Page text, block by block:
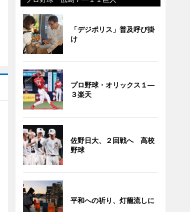
「デジポリス」普及呼び掛
け
プロ野球・オリックス１―
３楽天
佐野日大、２回戦へ 高校
野球
平和への祈り、灯籠流しに